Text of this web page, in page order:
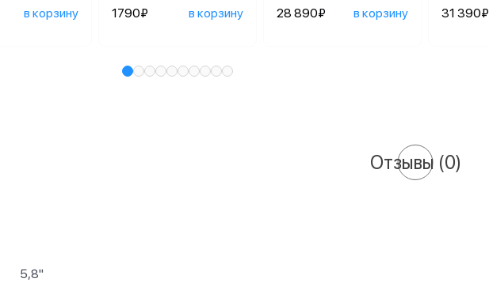
в корзину 1790₽ в корзину
28 890₽
в корзину 31 390₽
Отзывы (0)
5,8"